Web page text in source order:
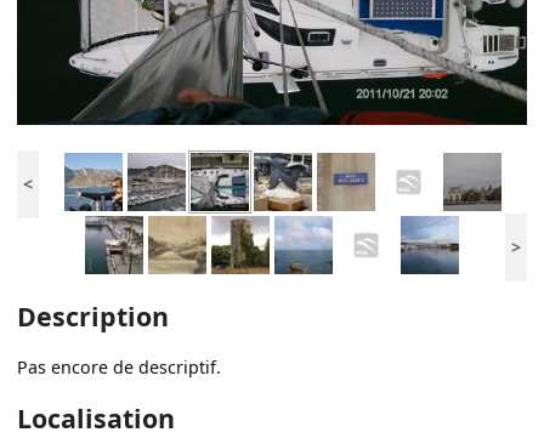
<
>
Description
Pas encore de descriptif.
Localisation